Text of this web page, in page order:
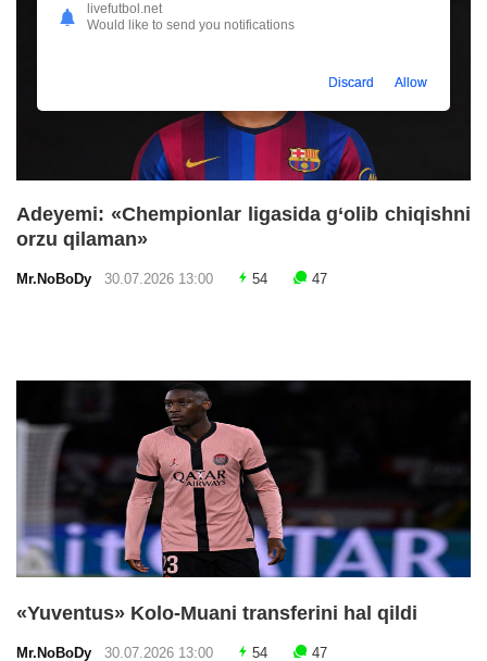
Adeyemi: «Chempionlar ligasida g‘olib chiqishni
orzu qilaman»
Mr.NoBoDy 30.07.2026 13:00 54 47
«Yuventus» Kolo-Muani transferini hal qildi
Mr.NoBoDy 30.07.2026 13:00 54 47
livefutbol.net
Would like to send you notifications
Discard Allow